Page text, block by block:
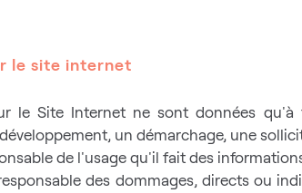
le site internet
le Site Internet ne sont données
un démarchage, une
de l'usage qu'il fait des
des dommages, directs ou